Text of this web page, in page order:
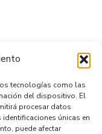
tecnologías como las
del dispositivo. El
procesar datos
únicas en
puede afectar